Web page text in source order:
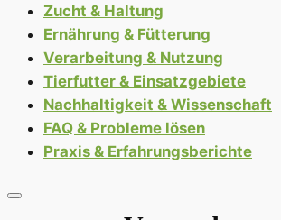
Zucht & Haltung
Ernährung & Fütterung
Verarbeitung & Nutzung
Tierfutter & Einsatzgebiete
Nachhaltigkeit & Wissenschaft
FAQ & Probleme lösen
Praxis & Erfahrungsberichte